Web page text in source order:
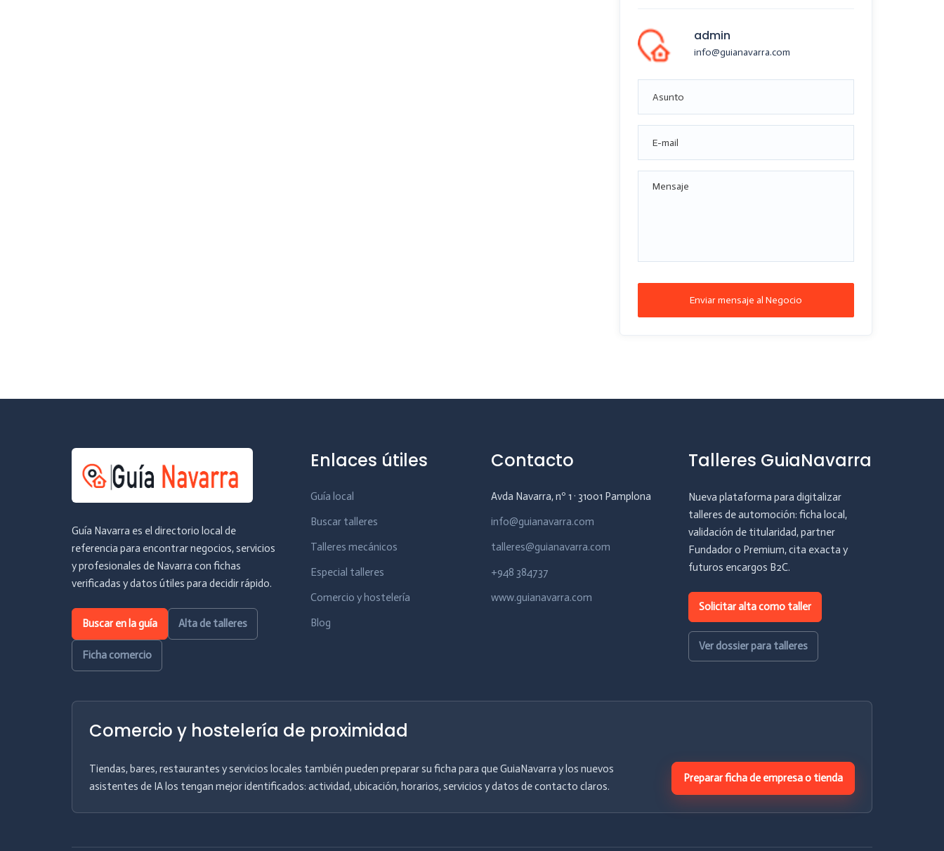
admin
info@guianavarra.com
Enviar mensaje al Negocio
Guía Navarra es el directorio local de
referencia para encontrar negocios, servicios
y profesionales de Navarra con fichas
verificadas y datos útiles para decidir rápido.
Buscar en la guía Alta de talleres
Ficha comercio
Enlaces útiles
Guía local
Buscar talleres
Talleres mecánicos
Especial talleres
Comercio y hostelería
Blog
Contacto
Avda Navarra, nº 1 · 31001 Pamplona
info@guianavarra.com
talleres@guianavarra.com
+948 384737
www.guianavarra.com
Talleres GuiaNavarra
Nueva plataforma para digitalizar
talleres de automoción: ficha local,
validación de titularidad, partner
Fundador o Premium, cita exacta y
futuros encargos B2C.
Solicitar alta como taller
Ver dossier para talleres
Comercio y hostelería de proximidad
Tiendas, bares, restaurantes y servicios locales también pueden preparar su ficha para que GuiaNavarra y los nuevos
asistentes de IA los tengan mejor identificados: actividad, ubicación, horarios, servicios y datos de contacto claros.
Preparar ficha de empresa o tienda